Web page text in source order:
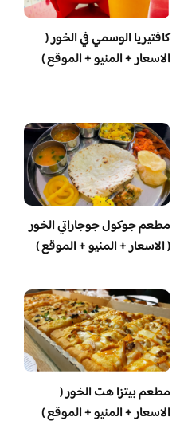
كافتيريا الوسمي في الخور (
الاسعار + المنيو + الموقع )
مطعم جوكول جوجاراتي الخور
( الاسعار + المنيو + الموقع )
مطعم بيتزا هت الخور (
الاسعار + المنيو + الموقع )